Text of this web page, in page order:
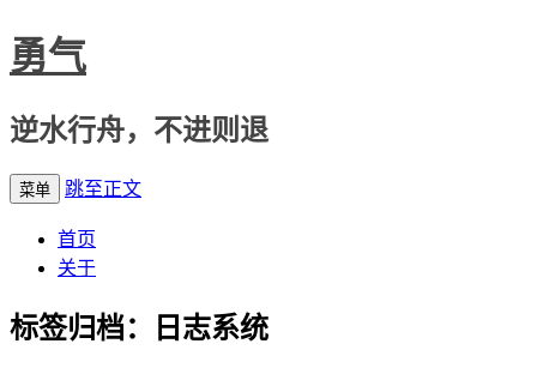
勇气
逆水行舟，不进则退
菜单 跳至正文
首页
关于
标签归档： 日志系统